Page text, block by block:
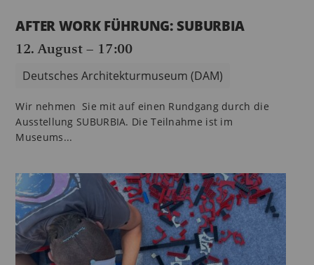
AFTER WORK FÜHRUNG: SUBURBIA
12. August – 17:00
Deutsches Architekturmuseum (DAM)
Wir nehmen Sie mit auf einen Rundgang durch die
Ausstellung SUBURBIA. Die Teilnahme ist im
Museums...